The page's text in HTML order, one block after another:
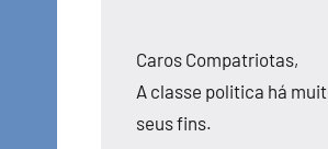
Caros Compatriotas,
A classe politica há
seus fins.